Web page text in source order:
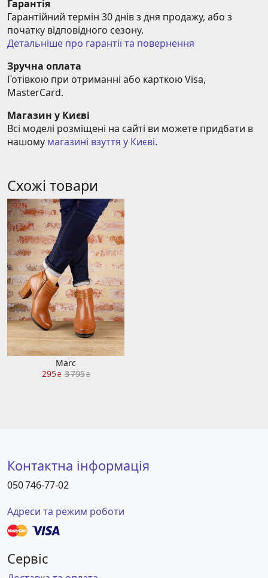
Гарантія
Гарантійний термін 30 днів з дня продажу, або з
початку відповідного сезону.
Детальніше про гарантії та повернення
Зручна оплата
Готівкою при отриманні або карткою Visa,
MasterCard.
Магазин у Києві
Всі моделі розміщені на сайті ви можете придбати в
нашому магазині взуття у Києві.
Схожі товари
-92%
Marc
295₴ 3 795₴
Контактна інформація
050 746-77-02
Адреси та режим роботи
Сервіс